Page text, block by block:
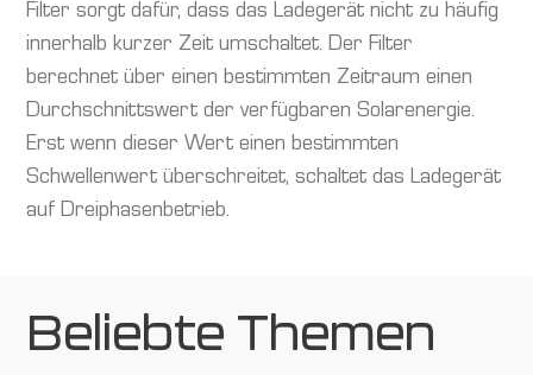
Filter sorgt dafür, dass das Ladegerät nicht zu häufig
innerhalb kurzer Zeit umschaltet. Der Filter
berechnet über einen bestimmten Zeitraum einen
Durchschnittswert der verfügbaren Solarenergie.
Erst wenn dieser Wert einen bestimmten
Schwellenwert überschreitet, schaltet das Ladegerät
auf Dreiphasenbetrieb.
Beliebte Themen